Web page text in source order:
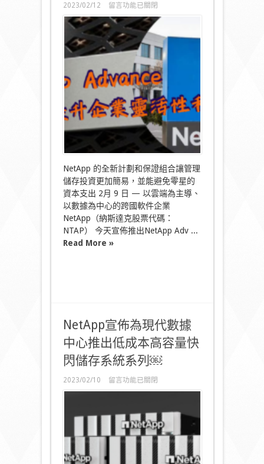
2023/02/12
在
〈NetApp
Advance
為
企
業
升
混
雲
靈
效
率
￼〉
中
留言功能已關閉
NetApp 的全新計劃和保證組合讓管理
儲存投資更加簡易，並能避免零星的
資本支出 2月 9 日 — 以雲端為主導、
以數據為中心的跨國軟件企業
NetApp（納斯達克股票代碼：
NTAP） 今天宣佈推出NetApp Adv ...
Read More »
NetApp宣佈為現代數據
中心推出低成本高容量快
閃儲存系統系列￼
2023/02/10
在
〈NetApp
留言功能已關閉